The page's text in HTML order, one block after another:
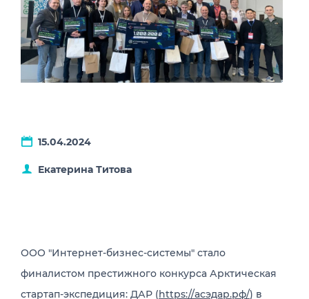
15.04.2024
Екатерина Титова
ООО "Интернет-бизнес-системы" стало
финалистом престижного конкурса Арктическая
стартап-экспедиция: ДАР (https://асэдар.рф/) в